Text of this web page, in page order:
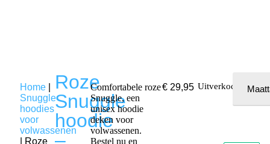
Home
Snuggle
hoodies
voor
volwassenen
Roze
Roze
Snuggle
hoodie
Comfortabele roze
Snuggle, een
unisex hoodie
deken voor
volwassenen.
Bestel nu en
€ 29,95 Uitverkocht